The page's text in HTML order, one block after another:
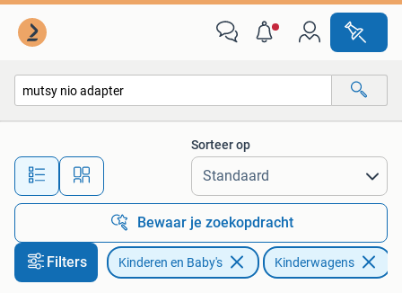
Alle afstanden…
Sorteer op
Bewaar je zoekopdracht
Filters Kinderen en Baby's Kinderwagens